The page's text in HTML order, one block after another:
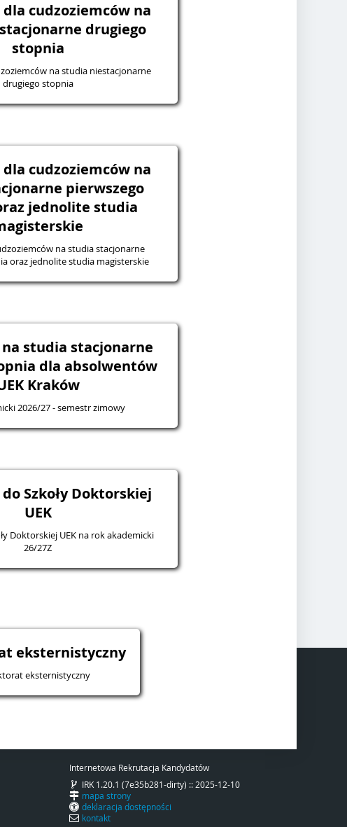
cudzoziemców na
drugiego
stopnia
na studia niestacjonarne
drugiego stopnia
cudzoziemców na
pierwszego
jednolite studia
na studia stacjonarne
oraz jednolite studia magisterskie
studia stacjonarne
dla absolwentów
Kraków
2026/27 - semestr zimowy
Szkoły Doktorskiej
UEK
Doktorskiej UEK na rok akademicki
26/27Z
eksternistyczny
eksternistyczny
Internetowa Rekrutacja Kandydatów
IRK 1.20.1 (7e35b281-dirty) :: 2025-12-10
mapa strony
deklaracja dostępności
kontakt